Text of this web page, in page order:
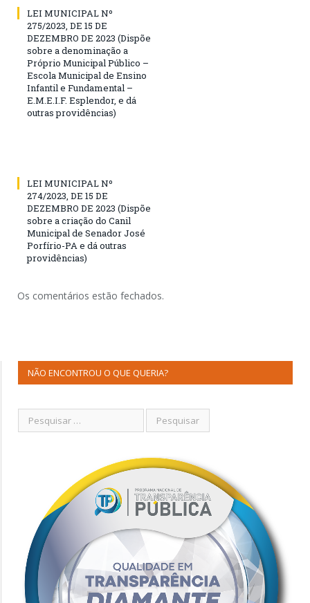
LEI MUNICIPAL Nº
275/2023, DE 15 DE
DEZEMBRO DE 2023 (Dispõe
sobre a denominação a
Próprio Municipal Público –
Escola Municipal de Ensino
Infantil e Fundamental –
E.M.E.I.F. Esplendor, e dá
outras providências)
LEI MUNICIPAL Nº
274/2023, DE 15 DE
DEZEMBRO DE 2023 (Dispõe
sobre a criação do Canil
Municipal de Senador José
Porfírio-PA e dá outras
providências)
Os comentários estão fechados.
NÃO ENCONTROU O QUE QUERIA?